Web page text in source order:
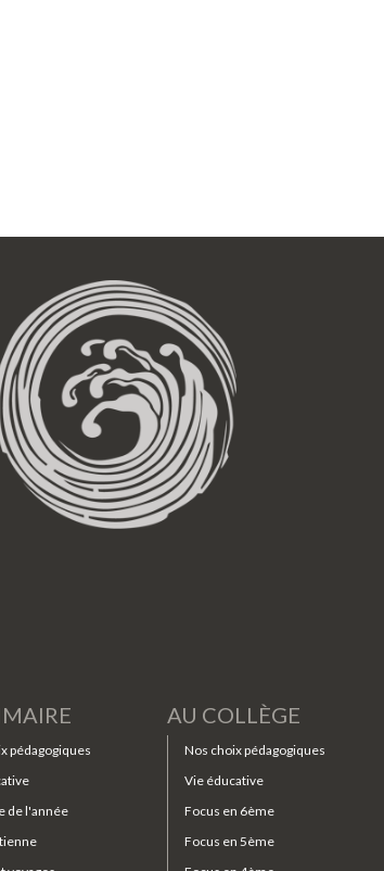
pédagogiques
de l'année
AU COLLÈGE
Nos choix pédagogiques
Vie éducative
Focus en 6ème
Focus en 5ème